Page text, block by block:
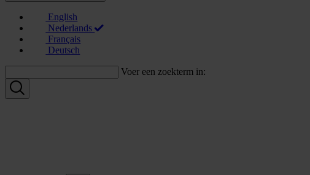
English
Nederlands
Français
Deutsch
Voer een zoekterm in: